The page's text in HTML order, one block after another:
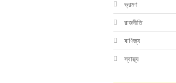
ভ্রমণ
রাজনীতি
বাণিজ্য
স্বাস্থ্য